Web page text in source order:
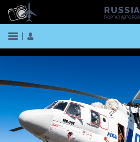
ПОРТАЛ
ВОЙТИ